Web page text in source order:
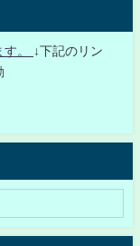
。
↓下記のリン